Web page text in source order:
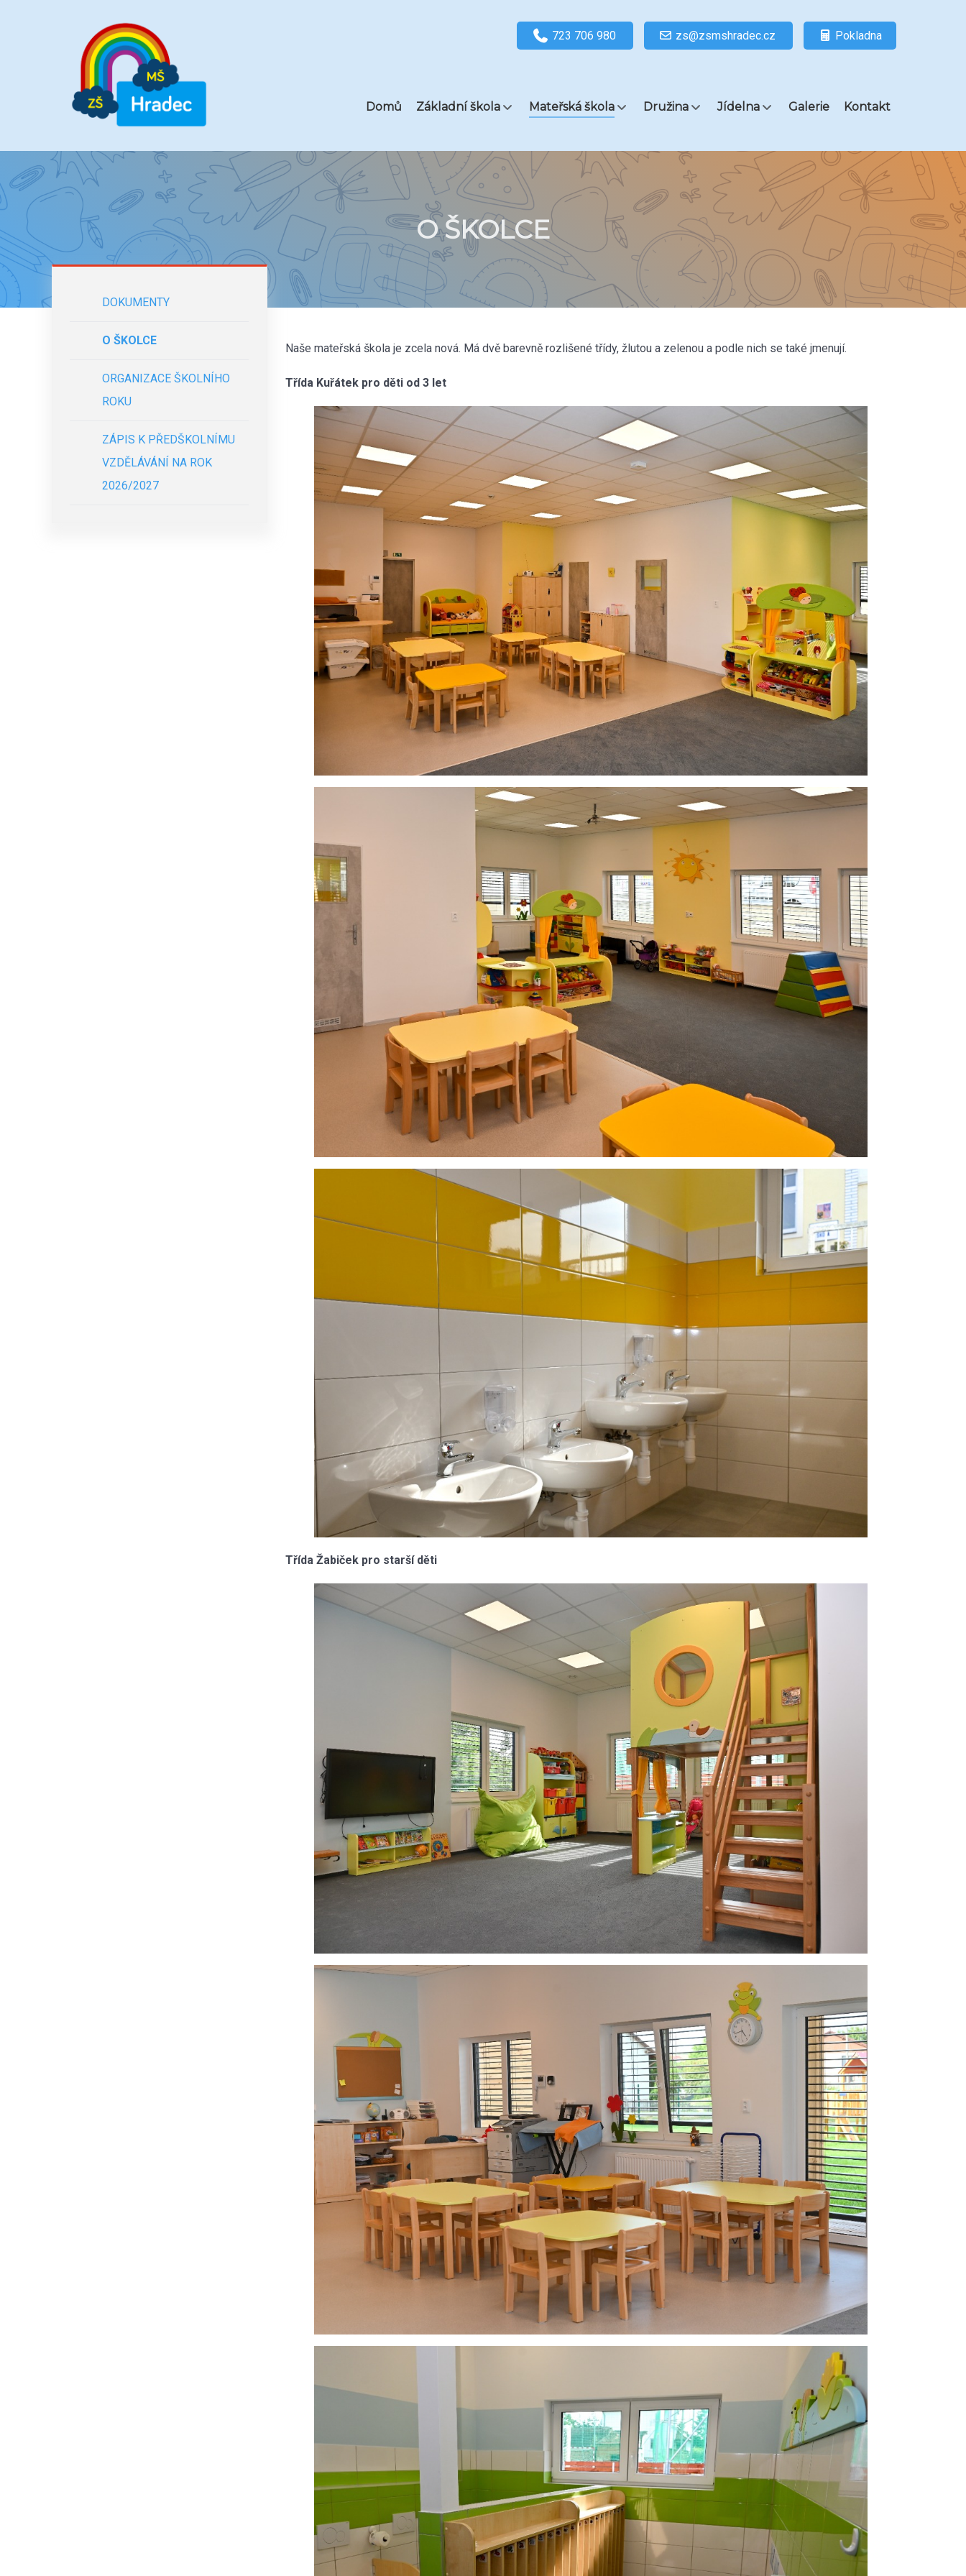
723 706 980 zs@zsmshradec.cz Pokladna
Domů Základní škola Mateřská škola Družina Jídelna Galerie Kontakt
O ŠKOLCE
DOKUMENTY
O ŠKOLCE
ORGANIZACE ŠKOLNÍHO
ROKU
ZÁPIS K PŘEDŠKOLNÍMU
VZDĚLÁVÁNÍ NA ROK
2026/2027
Naše mateřská škola je zcela nová. Má dvě barevně rozlišené třídy, žlutou a zelenou a podle nich se také jmenují.
Třída Kuřátek pro děti od 3 let
Třída Žabiček pro starší děti